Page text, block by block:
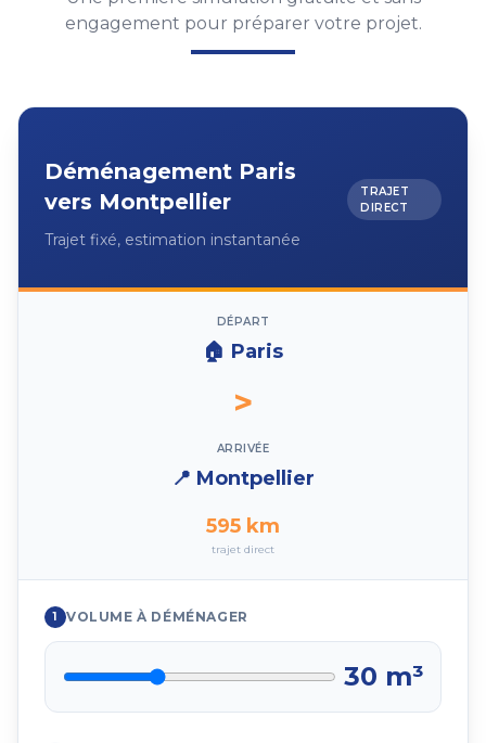
engagement pour préparer votre projet.
Déménagement Paris
vers Montpellier
Trajet fixé, estimation instantanée
TRAJET
DIRECT
DÉPART
🏠 Paris
>
ARRIVÉE
📍 Montpellier
595 km
trajet direct
1 VOLUME À DÉMÉNAGER
30 m³